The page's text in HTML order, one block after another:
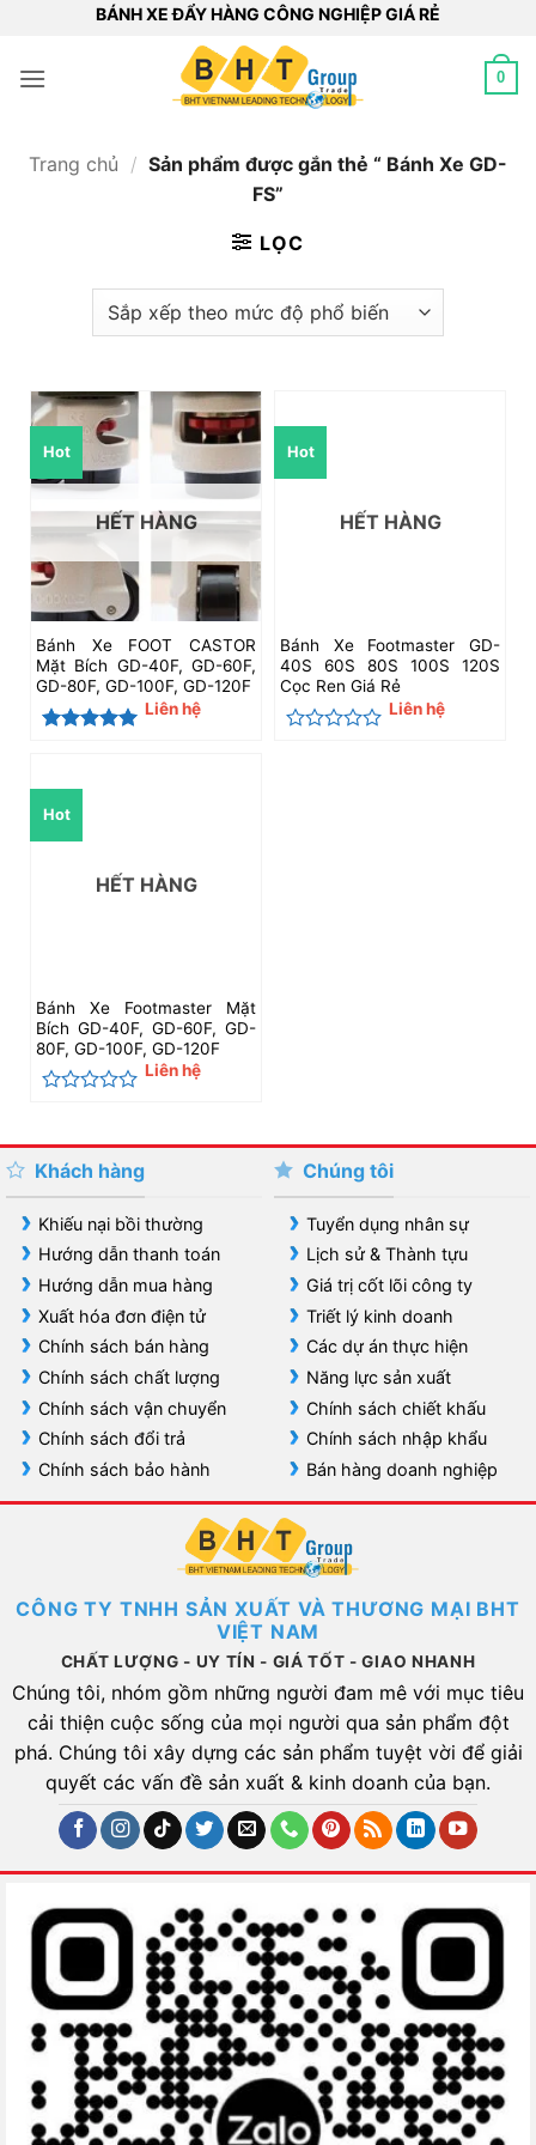
nội
BÁNH XE ĐẨY HÀNG CÔNG NGHIỆP GIÁ RẺ
0
Trang chủ / Sản phẩm được gắn thẻ “ Bánh Xe GD-
FS”
LỌC
Hot
HẾT HÀNG
Bánh Xe FOOT CASTOR
Mặt Bích GD-40F, GD-60F,
GD-80F, GD-100F, GD-120F
Liên hệ
Hot
HẾT HÀNG
Bánh Xe Footmaster GD-
40S 60S 80S 100S 120S
Cọc Ren Giá Rẻ
Liên hệ
Hot
HẾT HÀNG
Bánh Xe Footmaster Mặt
Bích GD-40F, GD-60F, GD-
80F, GD-100F, GD-120F
hạng
0
5
sao
Liên hệ
Khách hàng
Khiếu nại bồi thường
Hướng dẫn thanh toán
Hướng dẫn mua hàng
Xuất hóa đơn điện tử
Chính sách bán hàng
Chính sách chất lượng
Chính sách vận chuyển
Chính sách đổi trả
Chính sách bảo hành
Chúng tôi
Tuyển dụng nhân sự
Lịch sử & Thành tựu
Giá trị cốt lõi công ty
Triết lý kinh doanh
Các dự án thực hiện
Năng lực sản xuất
Chính sách chiết khấu
Chính sách nhập khẩu
Bán hàng doanh nghiệp
CÔNG TY TNHH SẢN XUẤT VÀ THƯƠNG MẠI BHT
VIỆT NAM
CHẤT LƯỢNG - UY TÍN - GIÁ TỐT - GIAO NHANH
Chúng tôi, nhóm gồm những người đam mê với mục tiêu
cải thiện cuộc sống của mọi người qua sản phẩm đột
phá. Chúng tôi xây dựng các sản phẩm tuyệt vời để giải
quyết các vấn đề sản xuất & kinh doanh của bạn.